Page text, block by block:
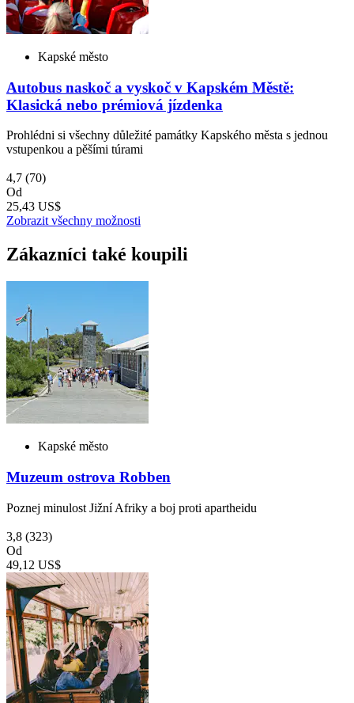
Kapské město
Autobus naskoč a vyskoč v Kapském Městě:
Klasická nebo prémiová jízdenka
Prohlédni si všechny důležité památky Kapského města s jednou
vstupenkou a pěšími túrami
4,7 (70)
Od
25,43 US$
Zobrazit všechny možnosti
Zákazníci také koupili
Kapské město
Muzeum ostrova Robben
Poznej minulost Jižní Afriky a boj proti apartheidu
3,8 (323)
Od
49,12 US$